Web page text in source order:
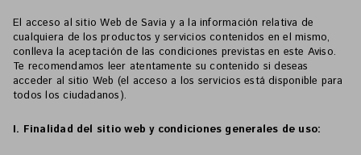
El acceso al sitio Web de Savia y a la información relativa de
cualquiera de los productos y servicios contenidos en el mismo,
conlleva la aceptación de las condiciones previstas en este Aviso.
Te recomendamos leer atentamente su contenido si deseas
acceder al sitio Web (el acceso a los servicios está disponible para
todos los ciudadanos).
I. Finalidad del sitio web y condiciones generales de uso: